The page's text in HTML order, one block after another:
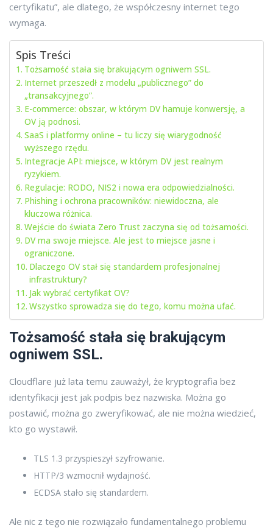
certyfikatu”, ale dlatego, że współczesny internet tego
wymaga.
Spis Treści
Tożsamość stała się brakującym ogniwem SSL.
Internet przeszedł z modelu „publicznego” do
„transakcyjnego”.
E-commerce: obszar, w którym DV hamuje konwersję, a
OV ją podnosi.
SaaS i platformy online – tu liczy się wiarygodność
wyższego rzędu.
Integracje API: miejsce, w którym DV jest realnym
ryzykiem.
Regulacje: RODO, NIS2 i nowa era odpowiedzialności.
Phishing i ochrona pracowników: niewidoczna, ale
kluczowa różnica.
Wejście do świata Zero Trust zaczyna się od tożsamości.
DV ma swoje miejsce. Ale jest to miejsce jasne i
ograniczone.
Dlaczego OV stał się standardem profesjonalnej
infrastruktury?
Jak wybrać certyfikat OV?
Wszystko sprowadza się do tego, komu można ufać.
Tożsamość stała się brakującym
ogniwem SSL.
Cloudflare już lata temu zauważył, że kryptografia bez
identyfikacji jest jak podpis bez nazwiska. Można go
postawić, można go zweryfikować, ale nie można wiedzieć,
kto go wystawił.
TLS 1.3 przyspieszył szyfrowanie.
HTTP/3 wzmocnił wydajność.
ECDSA stało się standardem.
Ale nic z tego nie rozwiązało fundamentalnego problemu